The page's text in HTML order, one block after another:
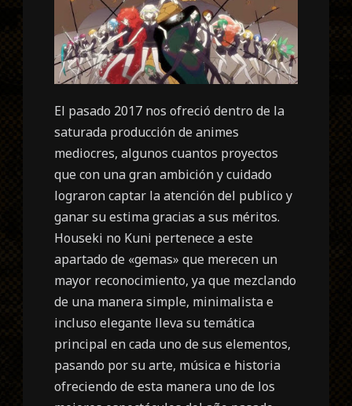
El pasado 2017 nos ofreció dentro de la
saturada producción de animes
mediocres, algunos cuantos proyectos
que con una gran ambición y cuidado
lograron captar la atención del publico y
ganar su estima gracias a sus méritos.
Houseki no Kuni pertenece a este
apartado de «gemas» que merecen un
mayor reconocimiento, ya que mezclando
de una manera simple, minimalista e
incluso elegante lleva su temática
principal en cada uno de sus elementos,
pasando por su arte, música e historia
ofreciendo de esta manera uno de los